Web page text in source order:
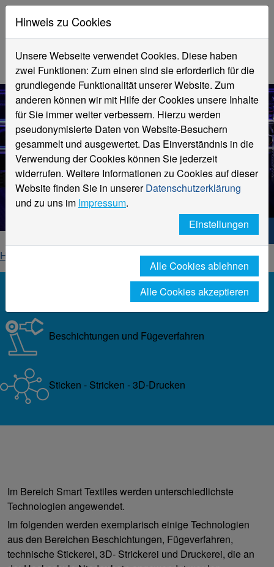
Technologien zur Umsetzung
Hochschule Niederrhein. Dein Weg.
Home
Technologien
Beschichtungen und Fügeverfahren
Sticken - Stricken - 3D-Drucken
Im Bereich Smart Textiles werden unterschiedlichste
Technologien angewendet.
Im folgenden werden exemplarisch einige Technologien
aus den Bereichen Beschichtungen, Fügeverfahren,
technische Stickerei, 3D- Strickerei und Druckerei, die an
Hinweis zu Cookies
Unsere Webseite verwendet Cookies. Diese haben
zwei Funktionen: Zum einen sind sie erforderlich für die
grundlegende Funktionalität unserer Website. Zum
anderen können wir mit Hilfe der Cookies unsere Inhalte
für Sie immer weiter verbessern. Hierzu werden
pseudonymisierte Daten von Website-Besuchern
gesammelt und ausgewertet. Das Einverständnis in die
Verwendung der Cookies können Sie jederzeit
widerrufen. Weitere Informationen zu Cookies auf dieser
Website finden Sie in unsererDatenschutzerklärung
und zu uns im Impressum.
Einstellungen
Alle Cookies ablehnen
Alle Cookies akzeptieren